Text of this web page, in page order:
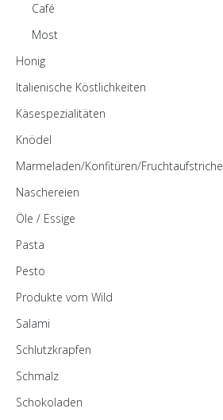
Café
Most
Honig
Italienische Köstlichkeiten
Käsespezialitäten
Knödel
Marmeladen/Konfitüren/Fruchtaufstriche
Naschereien
Öle / Essige
Pasta
Pesto
Produkte vom Wild
Salami
Schlutzkrapfen
Schmalz
Schokoladen